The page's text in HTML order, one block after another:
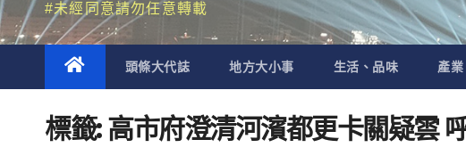
#未經同意請勿任意轉載
頭條大代誌 地方大小事 生活、品味 產
標籤:高市府澄清河濱都更卡關疑雲